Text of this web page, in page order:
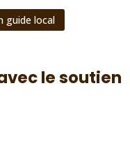
guide local
le soutien